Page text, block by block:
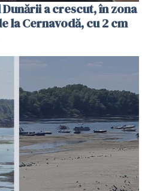
a crescut, în zona
la Cernavodă, cu 2 cm